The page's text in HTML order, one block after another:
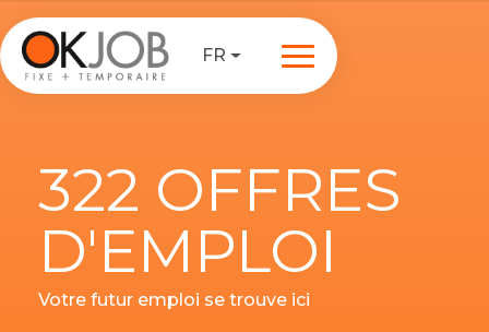
FR
322 OFFRES
D'EMPLOI
Votre futur emploi se trouve ici